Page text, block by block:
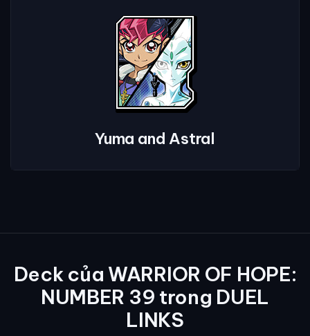
Yuma and Astral
Deck của WARRIOR OF HOPE:
NUMBER 39 trong DUEL
LINKS